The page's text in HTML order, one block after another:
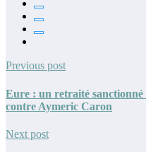
Previous post
Eure : un retraité sanctionné
contre Aymeric Caron
Next post